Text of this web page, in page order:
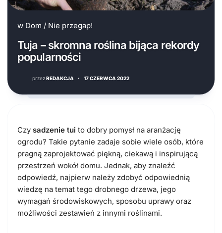
w Dom / Nie przegap!
Tuja – skromna roślina bijąca rekordy
popularności
przezREDAKCJA · 17 CZERWCA 2022
Czy sadzenie tui to dobry pomysł na aranżację
ogrodu? Takie pytanie zadaje sobie wiele osób, które
pragną zaprojektować piękną, ciekawą i inspirującą
przestrzeń wokół domu. Jednak, aby znaleźć
odpowiedź, najpierw należy zdobyć odpowiednią
wiedzę na temat tego drobnego drzewa, jego
wymagań środowiskowych, sposobu uprawy oraz
możliwości zestawień z innymi roślinami.